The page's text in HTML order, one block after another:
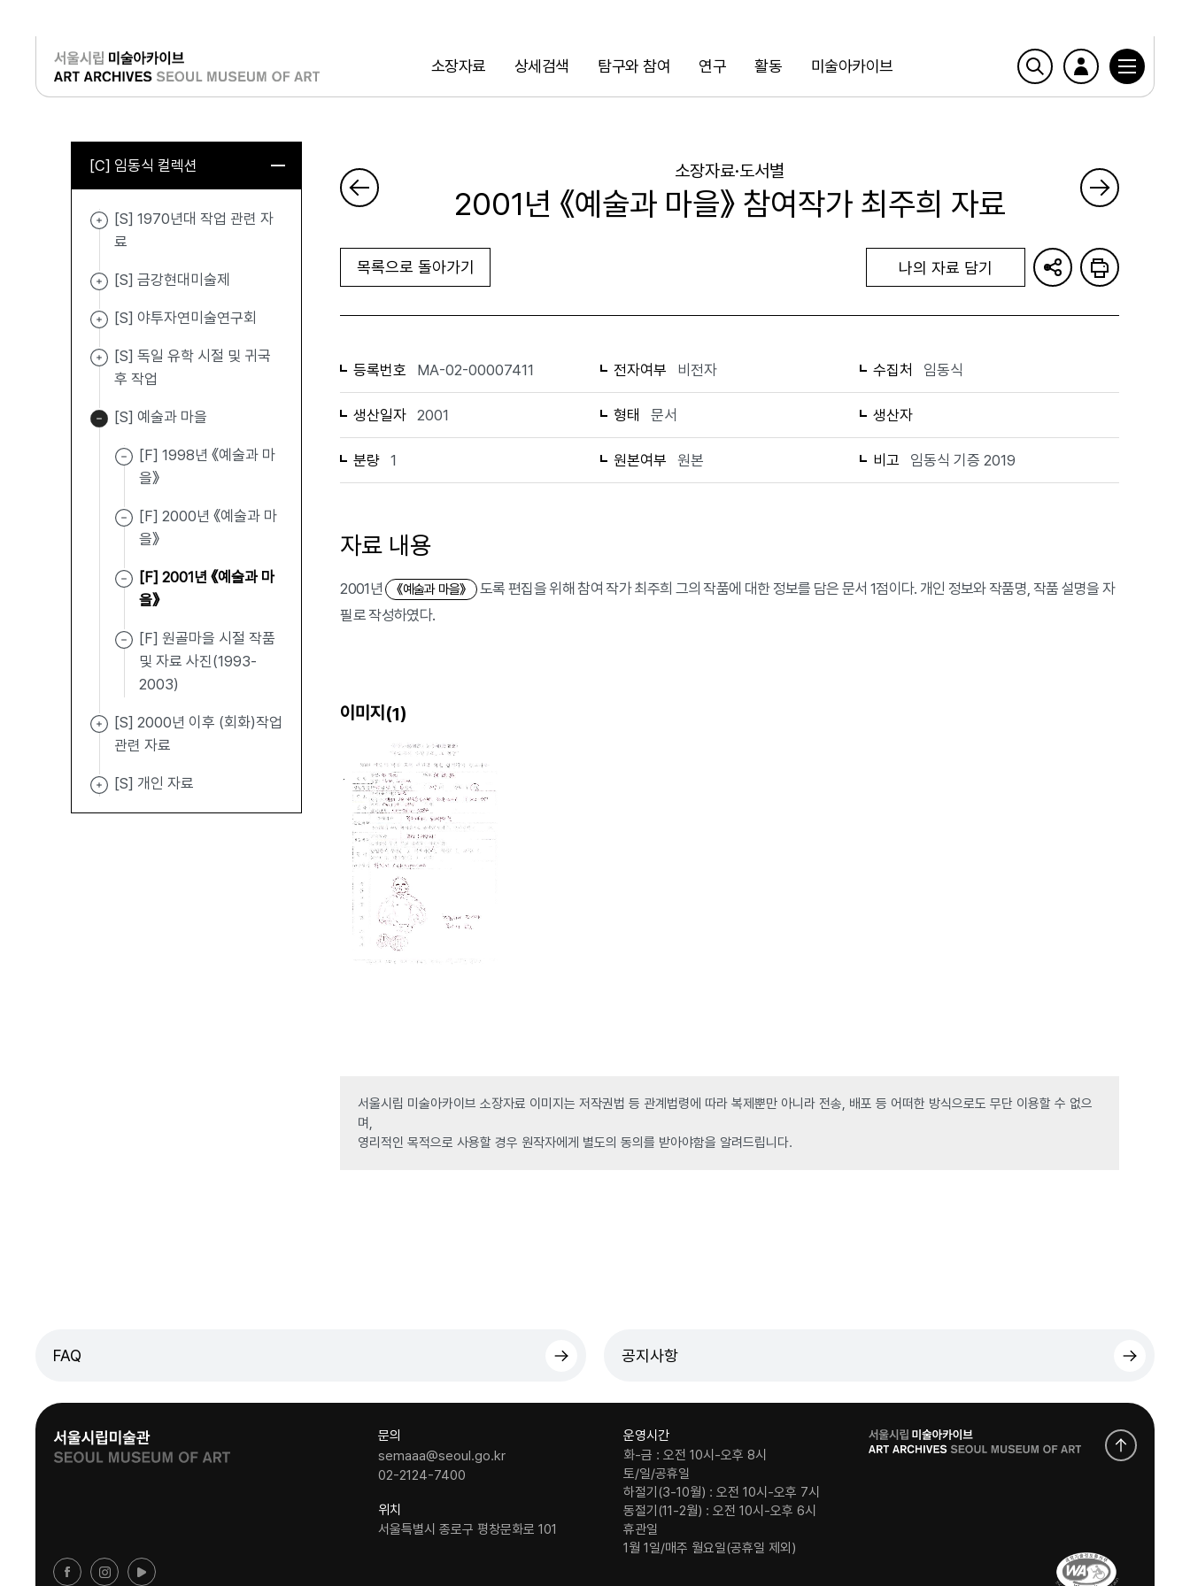
소장자료 상세검색 탐구와 참여 연구 활동 미술아카이브
검색
로그인
[C] 임동식 컬렉션
[S] 1970년대 작업 관련 자
료
[S] 금강현대미술제
[S] 야투자연미술연구회
[S] 독일 유학 시절 및 귀국
후 작업
[S] 예술과 마을
[F] 1998년 《예술과 마
을》
[F] 2000년 《예술과 마
을》
[F] 2001년 《예술과 마
을》
[F] 원골마을 시절 작품
및 자료 사진(1993-
2003)
[S] 2000년 이후 (회화)작업
관련 자료
[S] 개인 자료
소장자료·도서별
2001년 《예술과 마을》 참여작가 최주희 자료
목록으로 돌아가기 나의 자료 담기
등록번호 MA-02-00007411 전자여부 비전자 수집처 임동식
생산일자 2001 형태 문서 생산자
분량 1 원본여부 원본 비고 임동식 기증 2019
자료 내용
2001년 《예술과 마을》
도록 편집을 위해 참여 작가 최주희 그의 작품에 대한 정보를 담은 문서 1점이다. 개인 정보와 작품명, 작품 설명을 자
필로 작성하였다.
이미지(1)
서울시립 미술아카이브 소장자료 이미지는 저작권법 등 관계법령에 따라 복제뿐만 아니라 전송, 배포 등 어떠한 방식으로도 무단 이용할 수 없으
며,
영리적인 목적으로 사용할 경우 원작자에게 별도의 동의를 받아야함을 알려드립니다.
FAQ 공지사항
문의
semaaa@seoul.go.kr
02-2124-7400
위치
서울특별시 종로구 평창문화로 101
운영시간
화-금 : 오전 10시-오후 8시
토/일/공휴일
하절기(3-10월) : 오전 10시-오후 7시
동절기(11-2월) : 오전 10시-오후 6시
휴관일
1월 1일/매주 월요일(공휴일 제외)
로
고